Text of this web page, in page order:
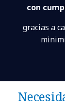
con
gracias a